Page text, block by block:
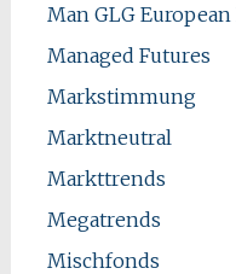
Man GLG
Managed Futures
Markstimmung
Marktneutral
Markttrends
Megatrends
Mischfonds